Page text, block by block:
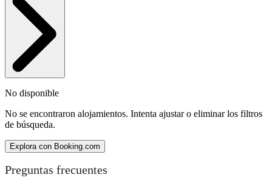
No disponible
No se encontraron alojamientos. Intenta ajustar o eliminar los filtros
de búsqueda.
Explora con Booking.com
Preguntas frecuentes